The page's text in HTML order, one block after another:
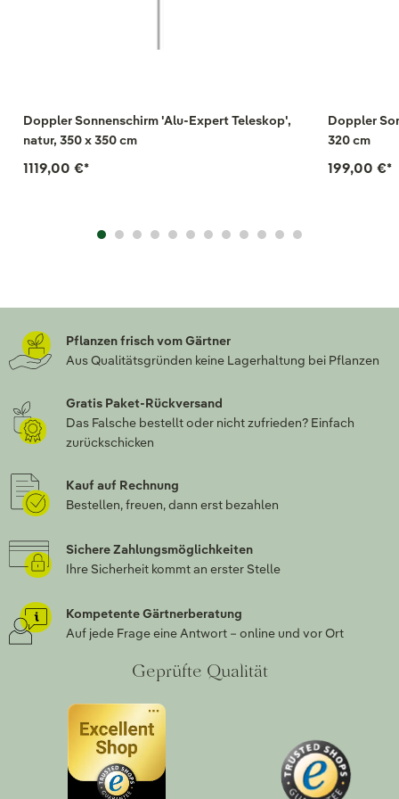
Doppler Sonnenschirm 'Alu-Expert Teleskop',
natur, 350 x 350 cm
1119,00 €*
Doppler
320 cm
199,00 €*
Pflanzen frisch vom Gärtner
Aus Qualitätsgründen keine Lagerhaltung bei Pflanzen
Gratis Paket-Rückversand
Das Falsche bestellt oder nicht zufrieden? Einfach
zurückschicken
Kauf auf Rechnung
Bestellen, freuen, dann erst bezahlen
Sichere Zahlungsmöglichkeiten
Ihre Sicherheit kommt an erster Stelle
Kompetente Gärtnerberatung
Auf jede Frage eine Antwort – online und vor Ort
Geprüfte Qualität